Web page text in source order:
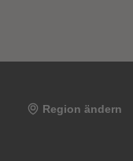
Region ändern